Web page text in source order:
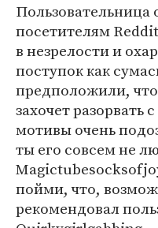
Пользовательница
посетителям
в незрелости и
поступок как
предположили,
захочет разорвать
мотивы очень
ты его совсем не
пойми, что,
рекомендовал